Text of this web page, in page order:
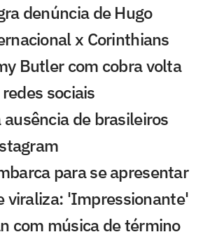
denúncia de Hugo
x Corinthians
Butler com cobra volta
sociais
de brasileiros
para se apresentar
viraliza: 'Impressionante'
com música de término